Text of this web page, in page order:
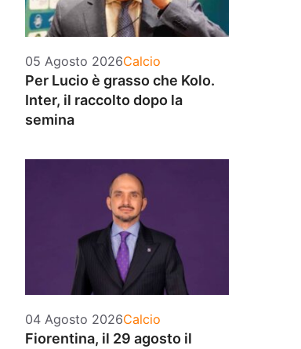
05 Agosto 2026Categorie
Calcio
Per Lucio è grasso che Kolo.
Inter, il raccolto dopo la
semina
04 Agosto 2026Categorie
Calcio
Fiorentina, il 29 agosto il